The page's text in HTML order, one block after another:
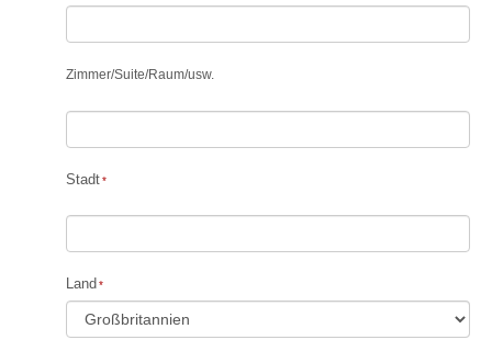
Zimmer/Suite/Raum/usw.
Stadt
Land